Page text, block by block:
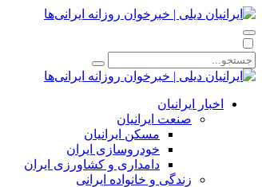
اخبار ایرانیان
صنعت ایرانیان
مسکن ایرانیان
خودروسازی ایران
دامداری و کشاورزی ایران
زندگی و خانواده ایرانی